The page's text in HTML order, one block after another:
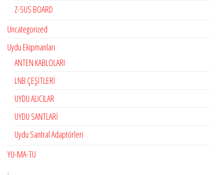
Z-SUS BOARD
Uncategorized
Uydu Ekipmanları
ANTEN KABLOLARI
LNB ÇEŞİTLERİ
UYDU ALICILAR
UYDU SANTLARİ
Uydu Santral Adaptörleri
YU-MA-TU